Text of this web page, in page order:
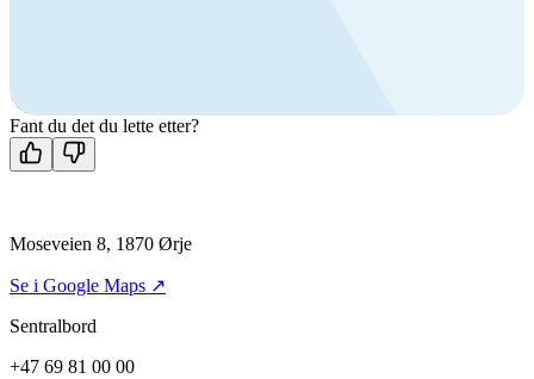
Kontakt oss
Fant du det du lette etter?
Moseveien 8, 1870 Ørje
Se i Google Maps ↗
Sentralbord
+47 69 81 00 00